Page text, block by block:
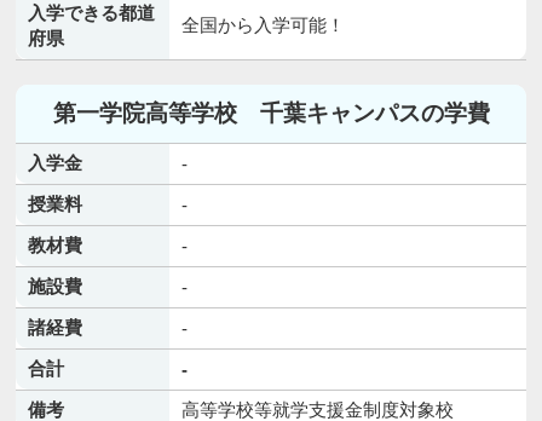
入学できる都道
府県
全国から入学可能！
第一学院高等学校 千葉キャンパスの学費
入学金
-
授業料
-
教材費
-
施設費
-
諸経費
-
合計
-
備考
高等学校等就学支援金制度対象校